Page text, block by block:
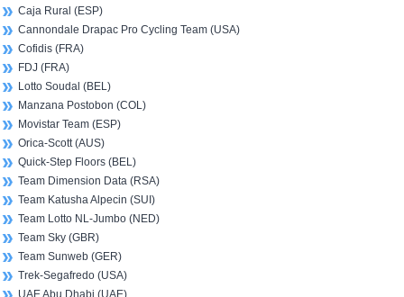
Caja Rural (ESP)
Cannondale Drapac Pro Cycling Team (USA)
Cofidis (FRA)
FDJ (FRA)
Lotto Soudal (BEL)
Manzana Postobon (COL)
Movistar Team (ESP)
Orica-Scott (AUS)
Quick-Step Floors (BEL)
Team Dimension Data (RSA)
Team Katusha Alpecin (SUI)
Team Lotto NL-Jumbo (NED)
Team Sky (GBR)
Team Sunweb (GER)
Trek-Segafredo (USA)